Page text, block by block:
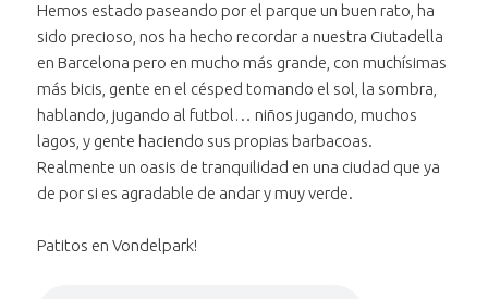
Hemos estado paseando por el parque un buen rato, ha
sido precioso, nos ha hecho recordar a nuestra Ciutadella
en Barcelona pero en mucho más grande, con muchísimas
más bicis, gente en el césped tomando el sol, la sombra,
hablando, jugando al futbol… niños jugando, muchos
lagos, y gente haciendo sus propias barbacoas.
Realmente un oasis de tranquilidad en una ciudad que ya
de por si es agradable de andar y muy verde.
Patitos en Vondelpark!